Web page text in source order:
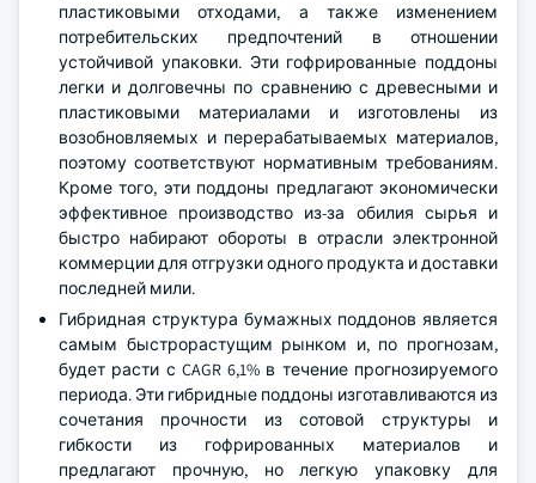
пластиковыми отходами, а также изменением
потребительских предпочтений в отношении
устойчивой упаковки. Эти гофрированные поддоны
легки и долговечны по сравнению с древесными и
пластиковыми материалами и изготовлены из
возобновляемых и перерабатываемых материалов,
поэтому соответствуют нормативным требованиям.
Кроме того, эти поддоны предлагают экономически
эффективное производство из-за обилия сырья и
быстро набирают обороты в отрасли электронной
коммерции для отгрузки одного продукта и доставки
последней мили.
Гибридная структура бумажных поддонов является
самым быстрорастущим рынком и, по прогнозам,
будет расти с CAGR 6,1% в течение прогнозируемого
периода. Эти гибридные поддоны изготавливаются из
сочетания прочности из сотовой структуры и
гибкости из гофрированных материалов и
предлагают прочную, но легкую упаковку для